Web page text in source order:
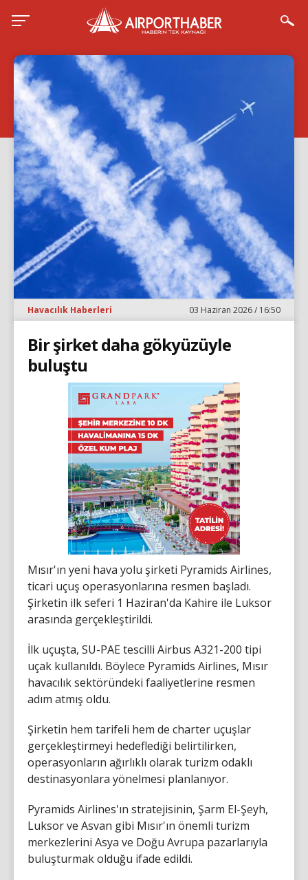
Havacılık Haberleri 03 Haziran 2026 / 16:50
Bir şirket daha gökyüzüyle
buluştu
Mısır'ın yeni hava yolu şirketi Pyramids Airlines,
ticari uçuş operasyonlarına resmen başladı.
Şirketin ilk seferi 1 Haziran'da Kahire ile Luksor
arasında gerçekleştirildi.
İlk uçuşta, SU-PAE tescilli Airbus A321-200 tipi
uçak kullanıldı. Böylece Pyramids Airlines, Mısır
havacılık sektöründeki faaliyetlerine resmen
adım atmış oldu.
Şirketin hem tarifeli hem de charter uçuşlar
gerçekleştirmeyi hedeflediği belirtilirken,
operasyonların ağırlıklı olarak turizm odaklı
destinasyonlara yönelmesi planlanıyor.
Pyramids Airlines'ın stratejisinin, Şarm El-Şeyh,
Luksor ve Asvan gibi Mısır'ın önemli turizm
merkezlerini Asya ve Doğu Avrupa pazarlarıyla
buluşturmak olduğu ifade edildi.